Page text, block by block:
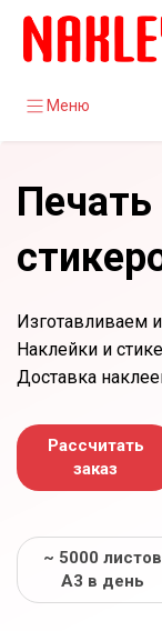
Меню
Печать
Изготавливаем
Наклейки и
Доставка
Рассчитать
заказ
~ 5000 листов
А3 в день